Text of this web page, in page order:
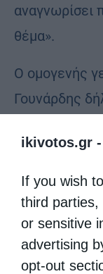
ikivotos.gr -
If you wish
third parties,
or sensitive
advertising
opt-out
αναγνωρίσει
θέμα».
Ο ομογενής
Γουνάρδης
στον
επιδιώκουμε
εκείνους οι
να μιλήσουν